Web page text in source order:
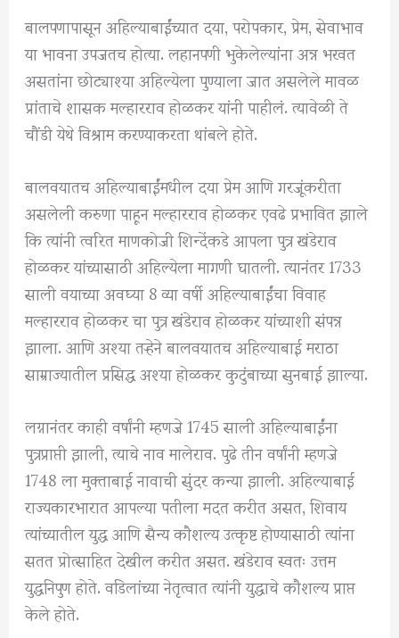
बालपणापासून अहिल्याबाईंच्यात दया, परोपकार, प्रेम, सेवाभाव
या भावना उपजतच होत्या. लहानपणी भुकेलेल्यांना अन्न भरवत
असतांना छोट्याश्या अहिल्येला पुण्याला जात असलेले मावळ
प्रांताचे शासक मल्हारराव होळकर यांनी पाहीलं. त्यावेळी ते
चौंडी येथे विश्राम करण्याकरता थांबले होते.
बालवयातच अहिल्याबाईंमधील दया प्रेम आणि गरजूंकरीता
असलेली करुणा पाहून मल्हारराव होळकर एवढे प्रभावित झाले
कि त्यांनी त्वरित माणकोजी शिन्देंकडे आपला पुत्र खंडेराव
होळकर यांच्यासाठी अहिल्येला मागणी घातली. त्यानंतर 1733
साली वयाच्या अवघ्या 8 व्या वर्षी अहिल्याबाईंचा विवाह
मल्हारराव होळकर चा पुत्र खंडेराव होळकर यांच्याशी संपन्न
झाला. आणि अश्या तऱ्हेने बालवयातच अहिल्याबाई मराठा
साम्राज्यातील प्रसिद्ध अश्या होळकर कुटुंबाच्या सुनबाई झाल्या.
लग्नानंतर काही वर्षांनी म्हणजे 1745 साली अहिल्याबाईंना
पुत्रप्राप्ती झाली, त्याचे नाव मालेराव. पुढे तीन वर्षांनी म्हणजे
1748 ला मुक्ताबाई नावाची सुंदर कन्या झाली. अहिल्याबाई
राज्यकारभारात आपल्या पतीला मदत करीत असत, शिवाय
त्यांच्यातील युद्ध आणि सैन्य कौशल्य उत्कृष्ट होण्यासाठी त्यांना
सतत प्रोत्साहित देखील करीत असत. खंडेराव स्वतः उत्तम
युद्धनिपुण होते. वडिलांच्या नेतृत्वात त्यांनी युद्धाचे कौशल्य प्राप्त
केले होते.